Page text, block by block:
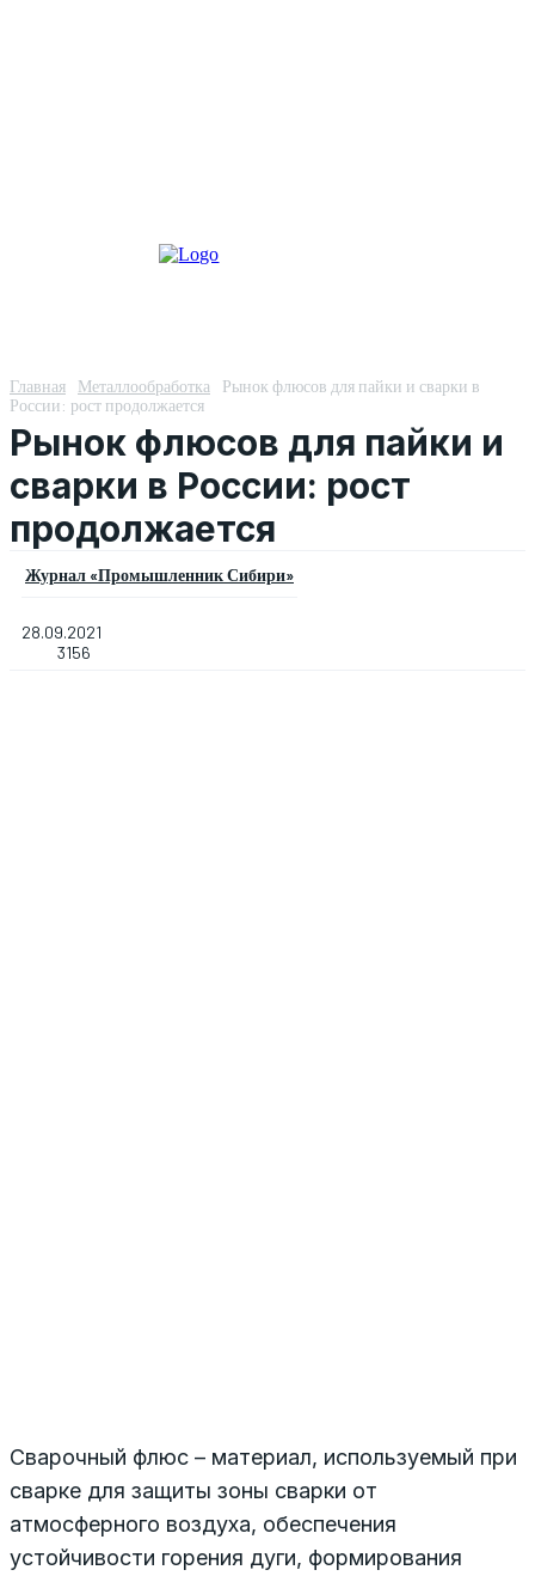
Главная Металлообработка
Рынок флюсов для пайки и сварки в
России: рост продолжается
Рынок флюсов для пайки и
сварки в России: рост
продолжается
Журнал «Промышленник Сибири»
28.09.2021
3156
Сварочный флюс – материал, используемый при
сварке для защиты зоны сварки от
атмосферного воздуха, обеспечения
устойчивости горения дуги, формирования